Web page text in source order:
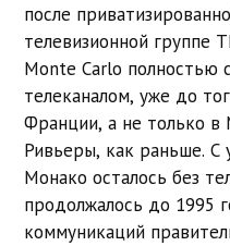
после
телевизионной группе
Monte Carlo полностью
телеканалом, уже до
Франции, а не только
Ривьеры, как раньше. С
Монако осталось без
продолжалось до 1995
коммуникаций